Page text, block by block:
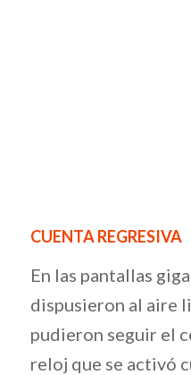
CUENTA REGRESIVA
En las pantallas
dispusieron al aire
pudieron seguir el
reloj que se activó